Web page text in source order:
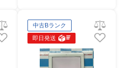
中古Bランク
即日発送